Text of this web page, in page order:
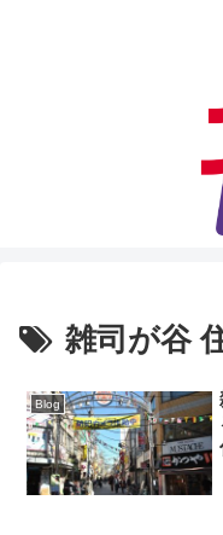
雑司が谷
Blog